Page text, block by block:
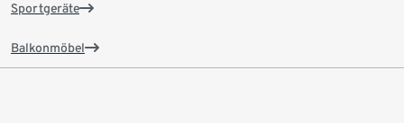
Sportgeräte
Balkonmöbel